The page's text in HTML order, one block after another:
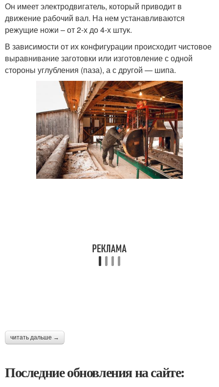
Он имеет электродвигатель, который приводит в
движение рабочий вал. На нем устанавливаются
режущие ножи – от 2-х до 4-х штук.
В зависимости от их конфигурации происходит чистовое
выравнивание заготовки или изготовление с одной
стороны углубления (паза), а с другой — шипа.
читать дальше →
Последние обновления на сайте: